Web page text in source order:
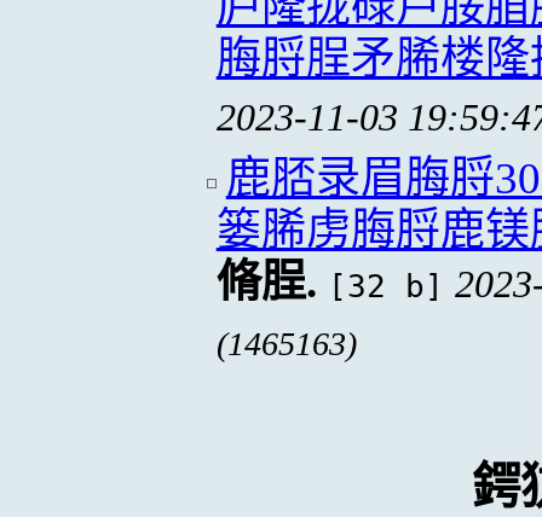
脢脟脭矛脪楼隆
2023-11-03
鹿脴录眉脢脟
篓脪虏脢脟鹿
脩脭. [32 b]
(1465163)
鍔